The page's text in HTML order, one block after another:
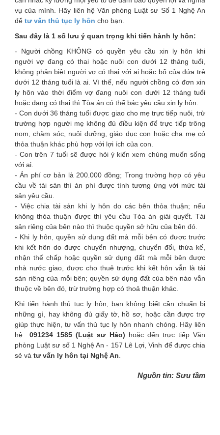
vụ của mình. Hãy liên hệ Văn phòng Luật sư Số 1 Nghệ An
để tư vấn thủ tục ly hôn cho bạn.
Sau đây là 1 số lưu ý quan trọng khi tiến hành ly hôn:
- Người chồng KHÔNG có quyền yêu cầu xin ly hôn khi
người vợ đang có thai hoặc nuôi con dưới 12 tháng tuổi,
không phân biệt người vợ có thai với ai hoặc bố của đứa trẻ
dưới 12 tháng tuổi là ai. Vì thế, nếu người chồng có đơn xin
ly hôn vào thời điểm vợ đang nuôi con dưới 12 tháng tuổi
hoặc đang có thai thì Tòa án có thể bác yêu cầu xin ly hôn.
- Con dưới 36 tháng tuổi được giao cho mẹ trực tiếp nuôi, trừ
trường hợp người mẹ không đủ điều kiện để trực tiếp trông
nom, chăm sóc, nuôi dưỡng, giáo dục con hoặc cha mẹ có
thỏa thuận khác phù hợp với lợi ích của con.
- Con trên 7 tuổi sẽ được hỏi ý kiến xem chúng muốn sống
với ai.
- Án phí cơ bản là 200.000 đồng; Trong trường hợp có yêu
cầu về tài sản thì án phí được tính tương ứng với mức tài
sản yêu cầu.
- Việc chia tài sản khi ly hôn do các bên thỏa thuận; nếu
không thỏa thuận được thì yêu cầu Tòa án giải quyết. Tài
sản riêng của bên nào thì thuộc quyền sở hữu của bên đó.
- Khi ly hôn, quyền sử dụng đất mà mỗi bên có được trước
khi kết hôn do được chuyển nhượng, chuyển đổi, thừa kế,
nhận thế chấp hoặc quyền sử dụng đất mà mỗi bên được
nhà nước giao, được cho thuê trước khi kết hôn vẫn là tài
sản riêng của mỗi bên; quyền sử dụng đất của bên nào vẫn
thuộc về bên đó, trừ trường hợp có thoả thuận khác.
Khi tiến hành thủ tục ly hôn, bạn không biết cần chuẩn bị
những gì, hay không đủ giấy tờ, hồ sơ, hoặc cần được trợ
giúp thực hiện, tư vấn thủ tục ly hôn nhanh chóng. Hãy liên
hệ
091234 1585 (Luật sư Hảo) hoặc đến trực tiếp Văn
phòng Luật sư số 1 Nghệ An - 157 Lê Lợi, Vinh để được chia
sẻ và tư vấn ly hôn tại Nghệ An.
Nguồn tin: Sưu tầm